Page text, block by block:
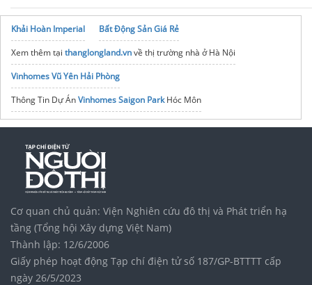
Khải Hoàn Imperial
Bất Động Sản Giá Rẻ
Xem thêm tại thanglongland.vnvề thị trường nhà ở Hà Nội
Vinhomes Vũ Yên Hải Phòng
Thông Tin Dự ÁnVinhomes Saigon ParkHóc Môn
Dự ánVinhomes Grand Park
Khu Đô thị Hồng Hạc City
Bất động sản
Cơ quan chủ quản: Viện Nghiên cứu đô thị và Phát triển hạ
tầng (Tổng hội Xây dựng Việt Nam)
Thành lập: 12/6/2006
Giấy phép hoạt động Tạp chí điện tử số 187/GP-BTTTT cấp
ngày 26/5/2023